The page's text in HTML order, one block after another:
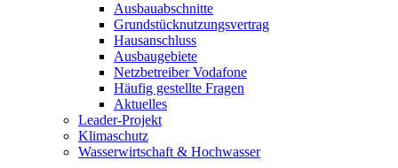
Ausbauabschnitte
Grundstücknutzungsvertrag
Hausanschluss
Ausbaugebiete
Netzbetreiber Vodafone
Häufig gestellte Fragen
Aktuelles
Leader-Projekt
Klimaschutz
Wasserwirtschaft & Hochwasser